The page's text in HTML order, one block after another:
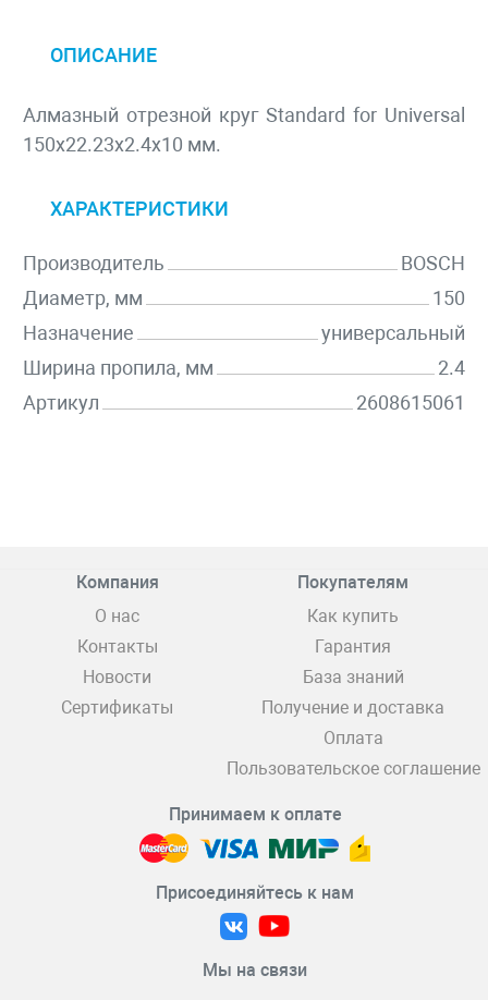
ОПИСАНИЕ
Алмазный отрезной круг Standard for Universal
150x22.23x2.4x10 мм.
ХАРАКТЕРИСТИКИ
Производитель
BOSCH
Диаметр, мм
150
Назначение
универсальный
Ширина пропила, мм
2.4
Артикул
2608615061
Компания
О нас
Контакты
Новости
Сертификаты
Покупателям
Как купить
Гарантия
База знаний
Получение и доставка
Оплата
Пользовательское соглашение
Принимаем к оплате
Присоединяйтесь к нам
Мы на связи